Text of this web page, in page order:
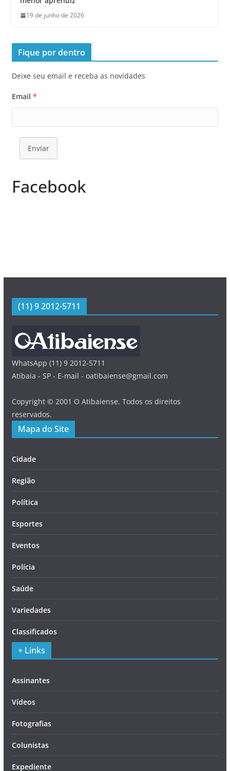
19 de junho de 2026
Fique por dentro
Deixe seu email e receba as novidades
Email *
Enviar
Facebook
(11) 9 2012-5711
WhatsApp (11) 9 2012-5711
Atibaia - SP - E-mail - oatibaiense@gmail.com
Copyright © 2001 O Atibaiense. Todos os direitos
reservados.
Mapa do Site
Cidade
Região
Política
Esportes
Eventos
Polícia
Saúde
Variedades
Classificados
+ Links
Assinantes
Vídeos
Fotografias
Colunistas
Expediente